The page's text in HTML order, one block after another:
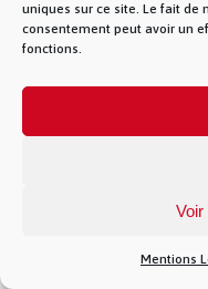
uniques sur ce site. Le fait de
consentement peut avoir un
fonctions.
Voir
Mentions
© La Fibre
allée des